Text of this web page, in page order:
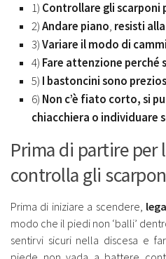
1) Controllare gli scarponi
2)Andare piano, resisti
3)Variare il modo di
4) Fare attenzione perché
5) I bastoncini sono
6) Non c’è fiato corto, si
chiacchiera o individuare
Prima di partire per
controlla gli
Prima di iniziare a scendere,
modo che il piedi non ‘balli’
sentirvi sicuri nella discesa e